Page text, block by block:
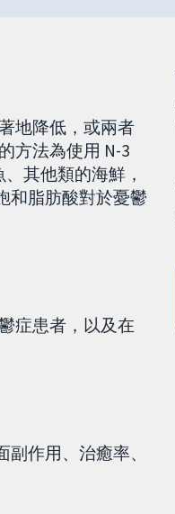
地降低，或兩者
方法為使用 N-3
其他類的海鮮，
和脂肪酸對於憂鬱
症患者，以及在
作用、治癒率、